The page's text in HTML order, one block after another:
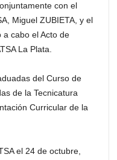
con el
Miguel ZUBIETA, y el
a cabo el Acto de
La Plata.
del Curso de
de la Tecnicatura
Curricular de la
el 24 de octubre,